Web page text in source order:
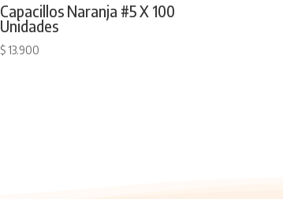
Capacillos Naranja #5 X 100
Unidades
$ 13.900